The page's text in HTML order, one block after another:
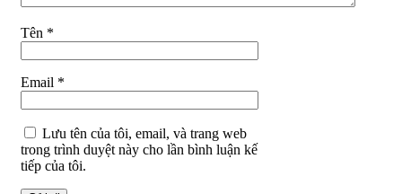
Tên *
Email *
Lưu tên của tôi, email, và trang web
trong trình duyệt này cho lần bình luận kế
tiếp của tôi.